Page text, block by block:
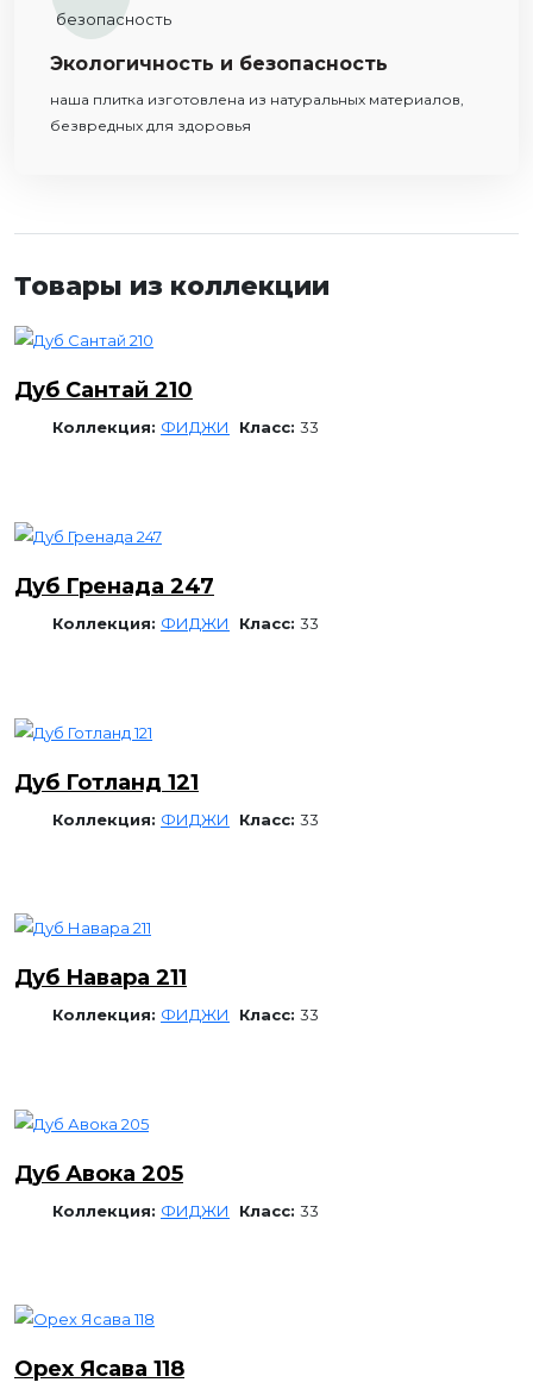
Экологичность и безопасность
наша плитка изготовлена из натуральных материалов,
безвредных для здоровья
Товары из коллекции
Дуб Сантай 210
Коллекция: ФИДЖИ Класс: 33
Дуб Гренада 247
Коллекция: ФИДЖИ Класс: 33
Дуб Готланд 121
Коллекция: ФИДЖИ Класс: 33
Дуб Навара 211
Коллекция: ФИДЖИ Класс: 33
Дуб Авока 205
Коллекция: ФИДЖИ Класс: 33
Орех Ясава 118